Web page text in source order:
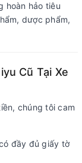
hoàn hảo tiêu
dược phẩm,
Cũ Tại Xe
chúng tôi cam
đầy đủ giấy tờ